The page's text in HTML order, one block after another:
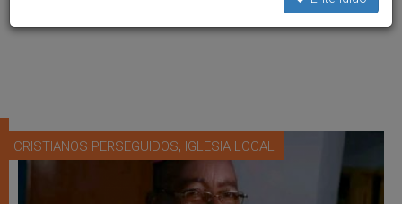
CRISTIANOS PERSEGUIDOS, IGLESIA LOCAL